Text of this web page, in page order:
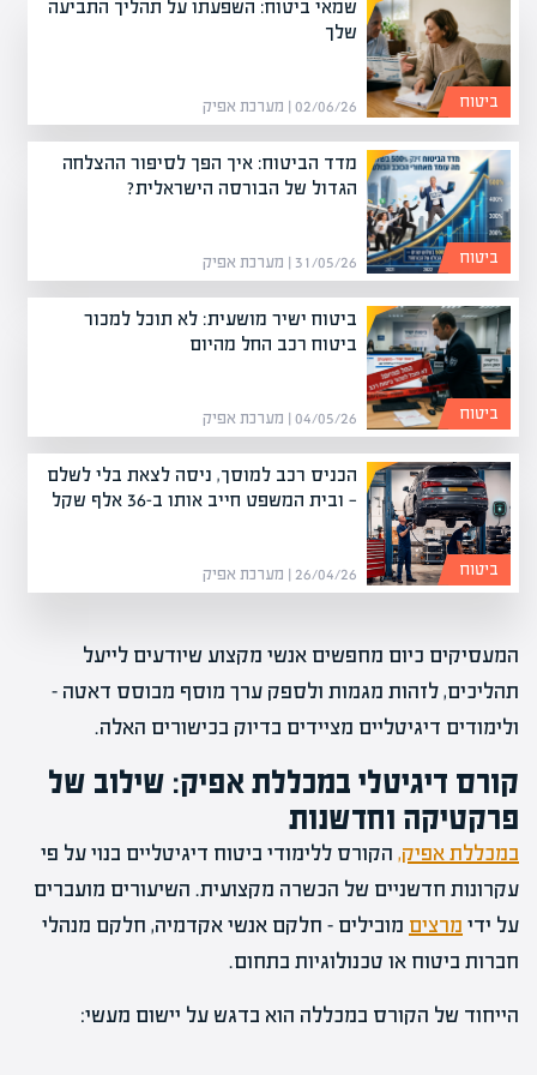
שמאי ביטוח: השפעתו על תהליך התביעה
שלך
02/06/26 | מערכת אפיק ביטוח
מדד הביטוח: איך הפך לסיפור ההצלחה
הגדול של הבורסה הישראלית?
31/05/26 | מערכת אפיק ביטוח
ביטוח ישיר מושעית: לא תוכל למכור
ביטוח רכב החל מהיום
04/05/26 | מערכת אפיק ביטוח
הכניס רכב למוסך, ניסה לצאת בלי לשלם
— ובית המשפט חייב אותו ב-36 אלף שקל
26/04/26 | מערכת אפיק ביטוח
המעסיקים כיום מחפשים אנשי מקצוע שיודעים לייעל
תהליכים, לזהות מגמות ולספק ערך מוסף מבוסס דאטה –
ולימודים דיגיטליים מציידים בדיוק בכישורים האלה.
קורס דיגיטלי במכללת אפיק: שילוב של
פרקטיקה וחדשנות
במכללת אפיק, הקורס ללימודי ביטוח דיגיטליים בנוי על פי
עקרונות חדשניים של הכשרה מקצועית. השיעורים מועברים
על ידי מרצים מובילים – חלקם אנשי אקדמיה, חלקם מנהלי
חברות ביטוח או טכנולוגיות בתחום.
הייחוד של הקורס במכללה הוא בדגש על יישום מעשי: